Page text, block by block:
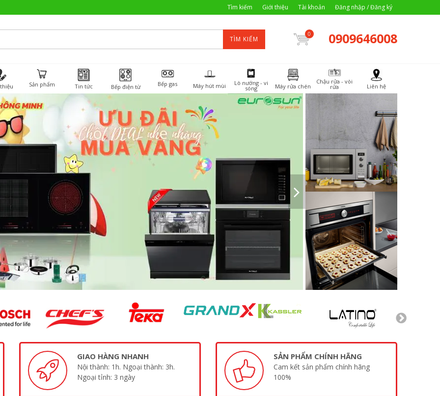
Tìm kiếm Giới thiệu Tài khoản Đăng nhập / Đăng ký
TÌM KIẾM
0 0909646008
Sản phẩm Tin tức Bếp điện từ Bếp gas Máy hút mùi Lò nướng - vi
sóng Máy rửa chén
Chậu rửa - vòi
rửa Liên hệ
GIAO HÀNG NHANH
Nội thành: 1h. Ngoại thành: 3h.
Ngoại tỉnh: 3 ngày
SẢN PHẨM CHÍNH HÃNG
Cam kết sản phẩm chính hãng
100%